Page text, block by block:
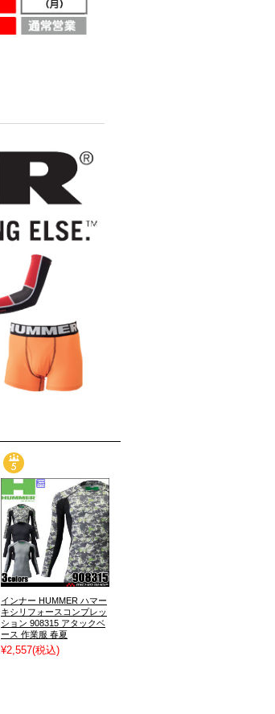
インナー HUMMER ハマー
キシリフォースコンプレッ
ション 908315 アタックベ
ース 作業服 春夏
¥2,557(税込)